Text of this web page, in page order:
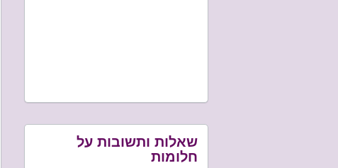
שאלות ותשובות על
חלומות